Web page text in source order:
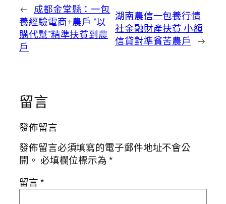
← 成都金堂縣：一包
養經驗電商+農戶 “以
購代幫”精準扶貧到農
戶
湖南農信一包養行情
社金融財產扶貧 小額
信貸對準貧苦農戶
→
留言
發佈留言
發佈留言必須填寫的電子郵件地址不會公
開。 必填欄位標示為*
留言*